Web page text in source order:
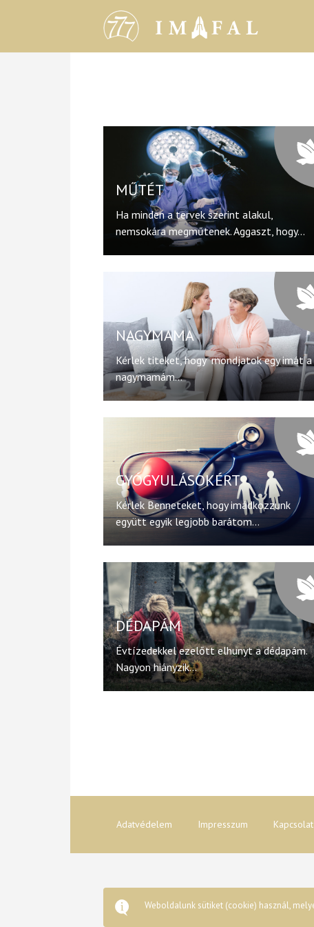
MŰTÉT
Ha minden a tervek szerint alakul,
nemsokára megműtenek. Aggaszt, hogy...
NAGYMAMA
Kérlek titeket, hogy mondjatok egy imát a
nagymamám...
GYÓGYULÁSOKÉRT
Kérlek Benneteket, hogy imádkozzunk
együtt egyik legjobb barátom...
DÉDAPÁM
Évtízedekkel ezelőtt elhunyt a dédapám.
Nagyon hiányzik...
Adatvédelem Impresszum Kapcsolat
Weboldalunk sütiket (cookie) használ,